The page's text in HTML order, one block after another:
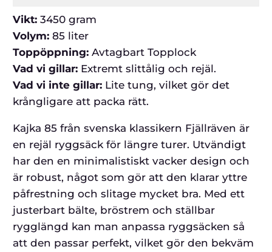
Vikt:3450 gram
Volym:85 liter
Toppöppning:Avtagbart Topplock
Vad vi gillar: Extremt slittålig och rejäl.
Vad vi inte gillar: Lite tung, vilket gör det
krångligare att packa rätt.
Kajka 85 från svenska klassikern Fjällräven är
en rejäl ryggsäck för längre turer. Utvändigt
har den en minimalistiskt vacker design och
är robust, något som gör att den klarar yttre
påfrestning och slitage mycket bra. Med ett
justerbart bälte, bröstrem och ställbar
rygglängd kan man anpassa ryggsäcken så
att den passar perfekt, vilket gör den bekväm